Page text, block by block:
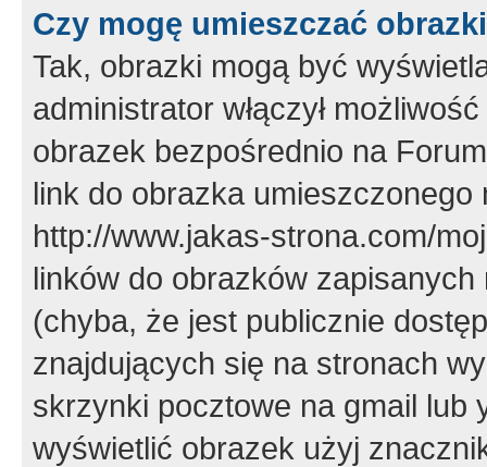
Czy mogę umieszczać
Tak, obrazki mogą być
administrator włączył
obrazek bezpośrednio na
link do obrazka
http://www.jakas-strona.com/
linków do obrazków
(chyba, że jest publicznie
znajdujących się na stronach
skrzynki pocztowe na gmail lub
wyświetlić obrazek użyj